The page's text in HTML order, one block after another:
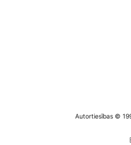
Autortiesības ©